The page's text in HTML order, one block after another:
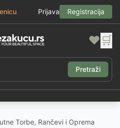
Prijava Registracija
❤️ 🛒
Pretraži
Torbe, Rančevi i Oprema